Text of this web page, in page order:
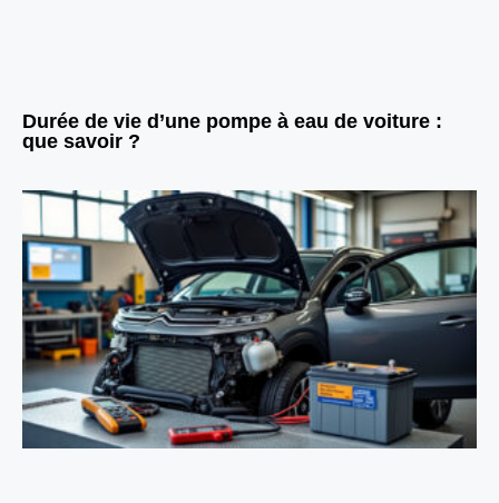
Durée de vie d’une pompe à eau de voiture :
que savoir ?